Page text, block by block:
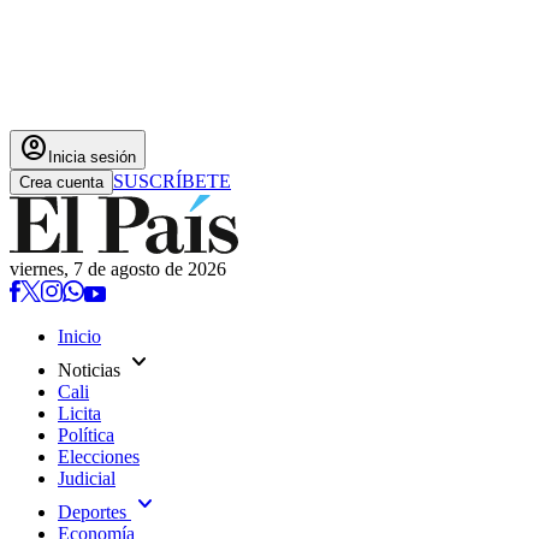
account_circle Inicia sesión
Crea cuenta SUSCRÍBETE
viernes, 7 de agosto de 2026
Inicio
Noticias expand_more
Cali
Licita
Política
Elecciones
Judicial
Deportes expand_more
Economía